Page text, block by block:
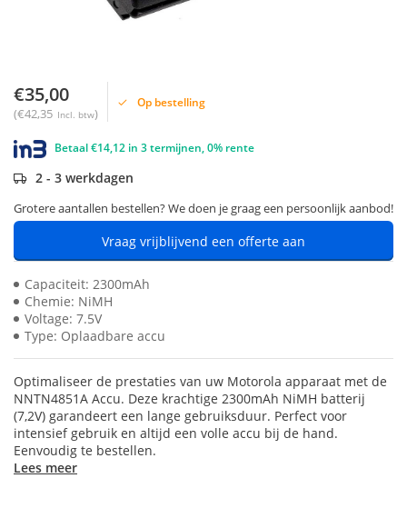
€35,00
(€42,35 Incl. btw)
Op bestelling
Betaal €14,12 in 3 termijnen, 0% rente
2 - 3 werkdagen
Grotere aantallen bestellen? We doen je graag een persoonlijk aanbod!
Vraag vrijblijvend een offerte aan
Capaciteit: 2300mAh
Chemie: NiMH
Voltage: 7.5V
Type: Oplaadbare accu
Optimaliseer de prestaties van uw Motorola apparaat met de
NNTN4851A Accu. Deze krachtige 2300mAh NiMH batterij
(7,2V) garandeert een lange gebruiksduur. Perfect voor
intensief gebruik en altijd een volle accu bij de hand.
Eenvoudig te bestellen.
Lees meer